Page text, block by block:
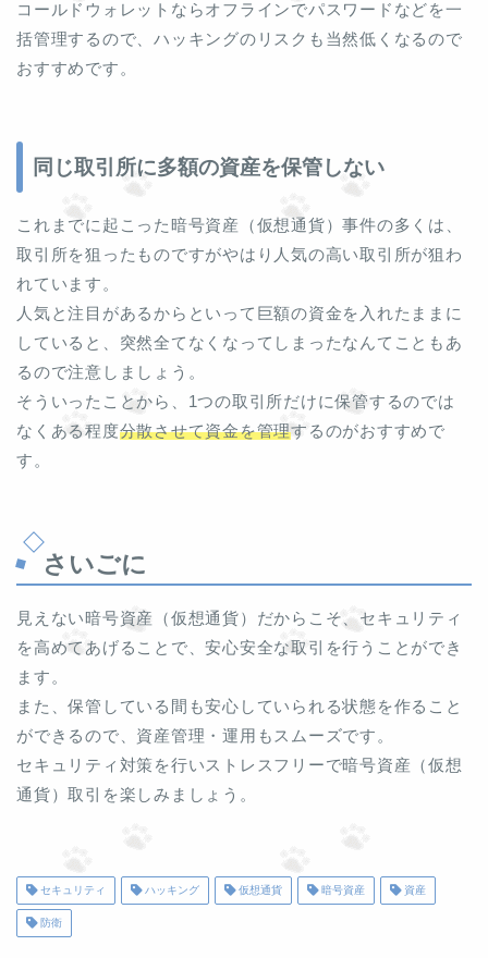
コールドウォレットならオフラインでパスワードなどを一
括管理するので、ハッキングのリスクも当然低くなるので
おすすめです。
同じ取引所に多額の資産を保管しない
これまでに起こった暗号資産（仮想通貨）事件の多くは、
取引所を狙ったものですがやはり人気の高い取引所が狙わ
れています。
人気と注目があるからといって巨額の資金を入れたままに
していると、突然全てなくなってしまったなんてこともあ
るので注意しましょう。
そういったことから、1つの取引所だけに保管するのでは
なくある程度分散させて資金を管理するのがおすすめで
す。
さいごに
見えない暗号資産（仮想通貨）だからこそ、セキュリティ
を高めてあげることで、安心安全な取引を行うことができ
ます。
また、保管している間も安心していられる状態を作ること
ができるので、資産管理・運用もスムーズです。
セキュリティ対策を行いストレスフリーで暗号資産（仮想
通貨）取引を楽しみましょう。
セキュリティ ハッキング 仮想通貨 暗号資産 資産
防衛